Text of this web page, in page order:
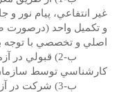
غير انتفاعي، پيام نور
اصلي و تخصصي با توجه
ب-2) قبولي
کارشناسي توسط
ب-3) شرکت در